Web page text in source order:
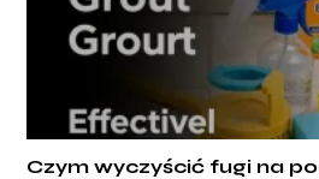
Czym wyczyścić fugi na